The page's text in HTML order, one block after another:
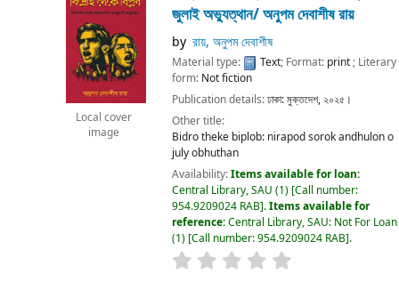
Local cover
image
জুলাই অভ্যুত্থান/অনুপম দেবাশীষ রায়
by রায়, অনুপম দেবাশীষ
Material type: Text; Format: print; Literary
form: Not fiction
Publication details:ঢাকা:মুক্তদেশ,২০২৫।
Other title:
Bidro theke biplob: nirapod sorok andhulon o
july obhuthan
Availability:Items available for loan:
Central Library, SAU (1) Call number:
954.9209024 RAB .Items available for
reference:Central Library, SAU: Not For Loan
(1) Call number:954.9209024 RAB .